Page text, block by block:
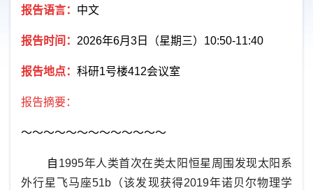
报告语言： 中文
报告时间： 2026年6月 3 日（星期三） 10:50-11:40
报告地点： 科研1号楼412会议室
报告摘要：
～～～～～～～～～～～～～
自 1995年人类首次在类太阳恒星周围发现太阳系
外行星飞马座51b （该发现获得2019年诺贝尔物理学